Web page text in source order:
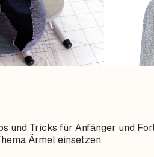
und Tricks für Anfänger und
Ärmel einsetzen.